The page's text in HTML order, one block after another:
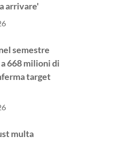
arrivare'
semestre
668 milioni di
target
multa